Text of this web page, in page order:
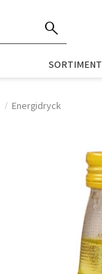
SORTIMENT
Energidryck